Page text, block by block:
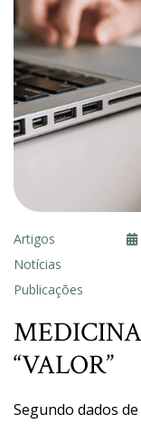
Artigos
Notícias
Publicações
“VALOR”
Segundo dados